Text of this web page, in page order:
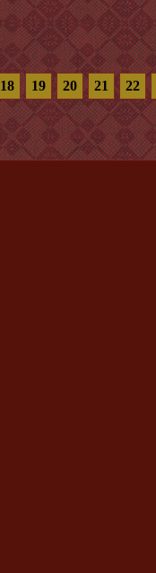
18 19 20 21 22